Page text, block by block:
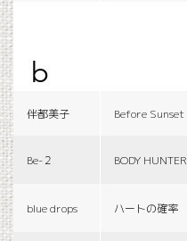
b
伴都美子 Before Sunset
Be-２ BODY HUNTER
blue drops ハートの確率